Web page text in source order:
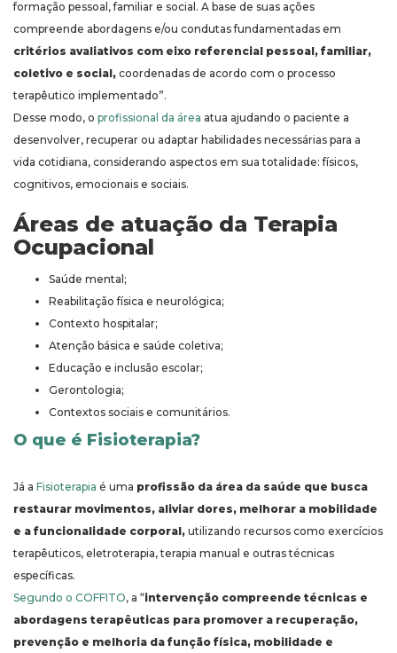
formação pessoal, familiar e social. A base de suas ações
compreende abordagens e/ou condutas fundamentadas em
critérios avaliativos com eixo referencial pessoal, familiar,
coletivo e social, coordenadas de acordo com o processo
terapêutico implementado”.
Desse modo, o profissional da área atua ajudando o paciente a
desenvolver, recuperar ou adaptar habilidades necessárias para a
vida cotidiana, considerando aspectos em sua totalidade: físicos,
cognitivos, emocionais e sociais.
Áreas de atuação da Terapia
Ocupacional
Saúde mental;
Reabilitação física e neurológica;
Contexto hospitalar;
Atenção básica e saúde coletiva;
Educação e inclusão escolar;
Gerontologia;
Contextos sociais e comunitários.
O que é Fisioterapia?
Já a Fisioterapia é uma profissão da área da saúde que busca
restaurar movimentos, aliviar dores, melhorar a mobilidade
e a funcionalidade corporal, utilizando recursos como exercícios
terapêuticos, eletroterapia, terapia manual e outras técnicas
específicas.
Segundo o COFFITO, a “intervenção compreende técnicas e
abordagens terapêuticas para promover a recuperação,
prevenção e melhoria da função física, mobilidade e